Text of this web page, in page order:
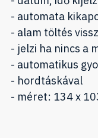
- automata
- alam töltés
- jelzi ha nincs a
- automatikus
- hordtáskával
- méret: 134 x